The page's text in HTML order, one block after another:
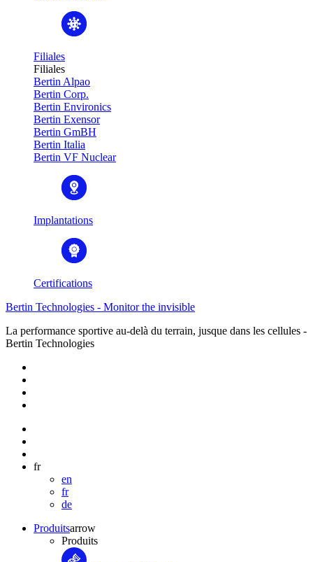
Filiales
Filiales
Bertin Alpao
Bertin Corp.
Bertin Environics
Bertin Exensor
Bertin GmBH
Bertin Italia
Bertin VF Nuclear
Implantations
Certifications
Bertin Technologies - Monitor the invisible
La performance sportive au-delà du terrain, jusque dans les cellules -
Bertin Technologies
fr
en
fr
de
Produitsarrow
Produits